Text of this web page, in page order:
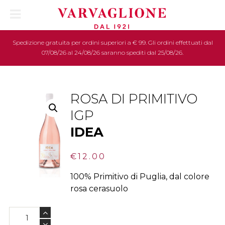
Spedizione gratuita per ordini superiori a € 99. Gli ordini effettuati dal
07/08/26 al 24/08/26 saranno spediti dal 25/08/26.
ROSA DI PRIMITIVO
IGP
IDEA
€12.00
100% Primitivo di Puglia, dal colore
rosa cerasuolo